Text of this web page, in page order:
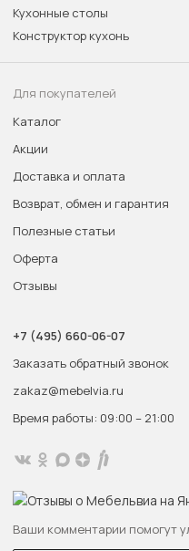
Кухонные столы
Конструктор кухонь
Для покупателей
Каталог
Акции
Доставка и оплата
Возврат, обмен и гарантия
Полезные статьи
Оферта
Отзывы
+7 (495) 660-06-07
Заказать обратный звонок
zakaz@mebelvia.ru
Время работы: 09:00 – 21:00
Ваши комментарии помогут